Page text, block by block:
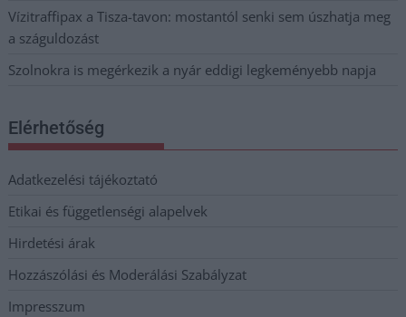
Vízitraffipax a Tisza-tavon: mostantól senki sem úszhatja meg
a száguldozást
Szolnokra is megérkezik a nyár eddigi legkeményebb napja
Elérhetőség
Adatkezelési tájékoztató
Etikai és függetlenségi alapelvek
Hirdetési árak
Hozzászólási és Moderálási Szabályzat
Impresszum